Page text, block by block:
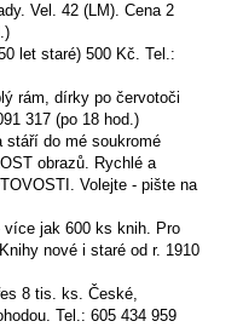
Vel. 42 (LM). Cena 2
let staré) 500 Kč. Tel.:
rám, dírky po červotoči
317 (po 18 hod.)
stáří do mé soukromé
obrazů. Rychlé a
Volejte - pište na
více jak 600 ks knih. Pro
nové i staré od r. 1910
8 tis. ks. České,
Tel.: 605 434 959